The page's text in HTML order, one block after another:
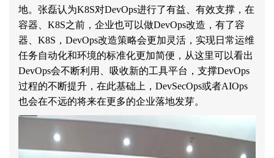
地。张磊认为K8S对DevOps进行了有益、有效支撑，在
容器、 K8S之前，企业也可以做DevOps改造，有了容
器、 K8S ， DevOps改造策略会更加灵活，实现日常运维
任务自动化和环境的标准化更加简便，从这里可以看出
DevOps会不断利用、吸收新的工具平台，支撑DevOps
过程的不断提升，在此基础上， DevSecOps或者AIOps
也会在不远的将来在更多的企业落地发芽。